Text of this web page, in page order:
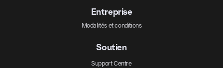
Entreprise
Modalités et conditions
Soutien
Support Centre